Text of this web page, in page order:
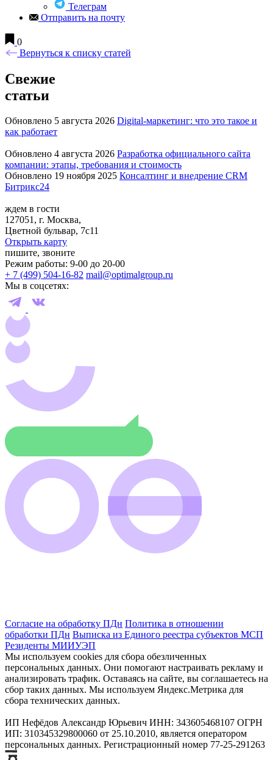
Телеграм
Отправить на почту
0
Вернуться к списку статей
Свежие
статьи
Обновлено 5 августа 2026 Digital-маркетинг: что это такое и
как работает
Обновлено 4 августа 2026 Разработка официального сайта
компании: этапы, требования и стоимость
Обновлено 19 ноября 2025 Консалтинг и внедрение CRM
Битрикс24
ждем в гости
127051, г. Москва,
Цветной бульвар, 7с11
Открыть карту
пишите, звоните
Режим работы: 9-00 до 20-00
+ 7 (499) 504-16-82 mail@optimalgroup.ru
Мы в соцсетях:
Согласие на обработку ПДн Политика в отношении
обработки ПДн Выписка из Единого реестра субъектов МСП
Резиденты МИИУЭП
Мы используем cookies для сбора обезличенных
персональных данных. Они помогают настраивать рекламу и
анализировать трафик. Оставаясь на сайте, вы соглашаетесь на
сбор таких данных. Мы используем Яндекс.Метрика для
сбора технических данных.
ИП Нефёдов Александр Юрьевич ИНН: 343605468107 ОГРН
ИП: 310345329800060 от 25.10.2010, является оператором
персональных данных. Регистрационный номер 77-25-291263